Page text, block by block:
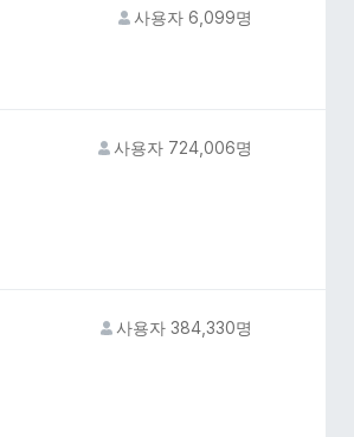
사용자 6,099명
사용자 724,006명
사용자 384,330명